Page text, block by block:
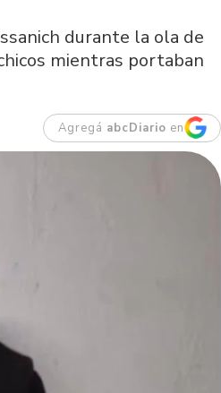
durante la ola de
mientras portaban
Agregá abcDiario en